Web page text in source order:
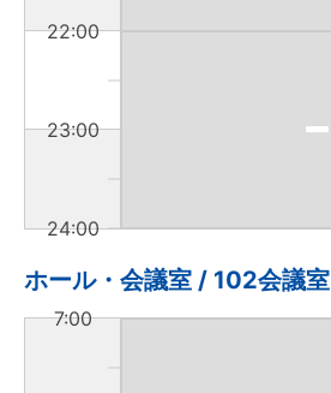
22:00
23:00
24:00
ホール・会議室 / 102会議室
7:00